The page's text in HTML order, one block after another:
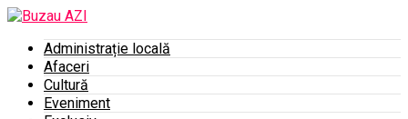
Administrație locală
Afaceri
Cultură
Eveniment